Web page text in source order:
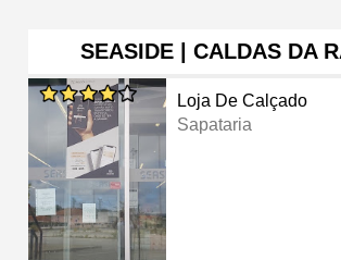
SEASIDE | CALDAS DA
Loja De Calçado
Sapataria